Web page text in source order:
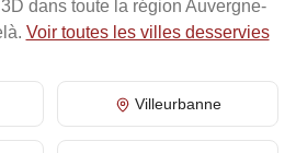
dans toute la région Auvergne-
Voir toutes les villes desservies
Villeurbanne